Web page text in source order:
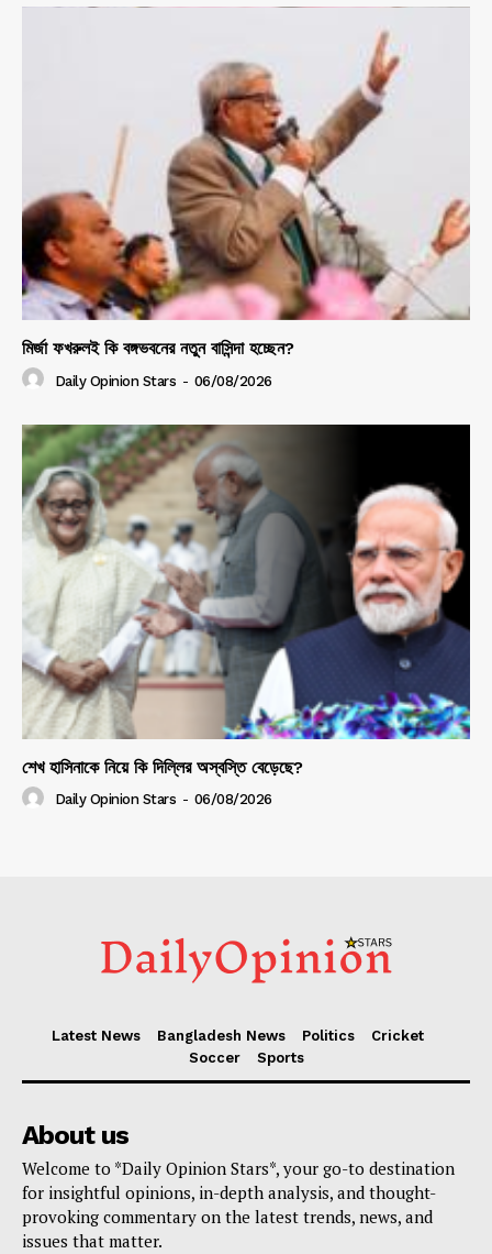
মির্জা ফখরুলই কি বঙ্গভবনের নতুন বাসিন্দা হচ্ছেন?
Daily Opinion Stars - 06/08/2026
শেখ হাসিনাকে নিয়ে কি দিল্লির অস্বস্তি বেড়েছে?
Daily Opinion Stars - 06/08/2026
Latest News Bangladesh News Politics
Cricket
Soccer
Sports
About us
Welcome to *Daily Opinion Stars*, your go-to destination
for insightful opinions, in-depth analysis, and thought-
provoking commentary on the latest trends, news, and
issues that matter.